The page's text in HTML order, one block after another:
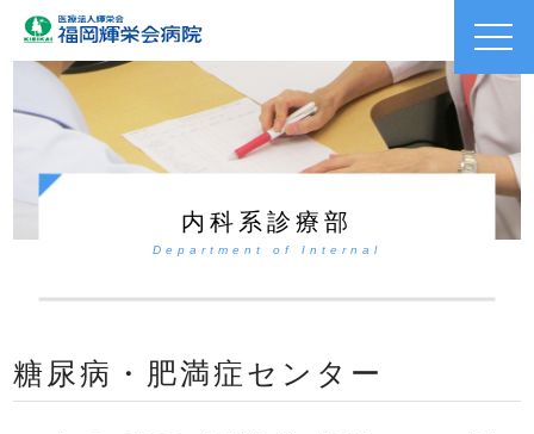
toggle
内科系診療部
Department of Internal
糖尿病・肥満症センター